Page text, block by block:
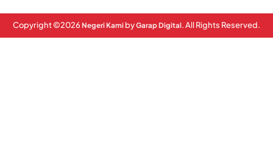
Copyright ©2026 Negeri Kami byGarap Digital. All Rights Reserved.